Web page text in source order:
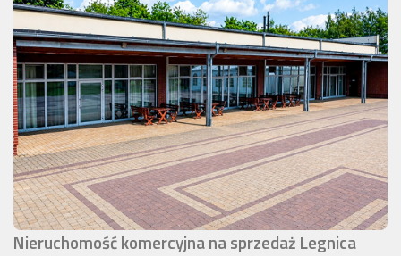
Nieruchomość komercyjna na sprzedaż Legnica